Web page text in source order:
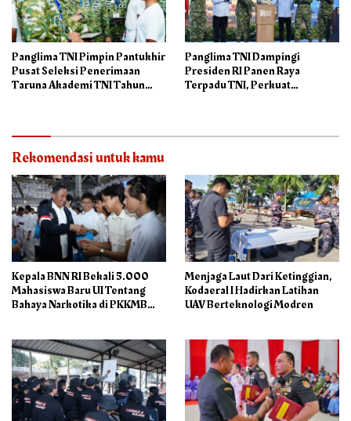
Panglima TNI Pimpin Pantukhir
Pusat Seleksi Penerimaan
Taruna Akademi TNI Tahun
Panglima TNI Dampingi
Presiden RI Panen Raya
Terpadu TNI, Perkuat
Rekomendasi untuk kamu
Kepala BNN RI Bekali 5.000
Mahasiswa Baru UI Tentang
Bahaya Narkotika di PKKMB
Menjaga Laut Dari Ketinggian,
Kodaeral I Hadirkan Latihan
UAV Berteknologi Modren